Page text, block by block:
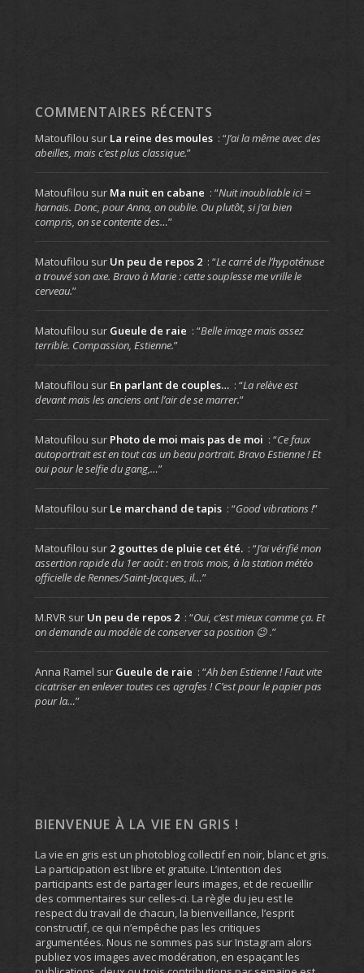
COMMENTAIRES RÉCENTS
Matoufilou sur La reine des moules : “J’ai la même avec des
abeilles, mais c’est plus classique.”
Matoufilou sur Ma nuit en cabane : “Nuit inoubliable ici =
harnais. Donc, pour Anna, on oublie. Ou plutôt, si j’ai bien
compris, on se contente des…”
Matoufilou sur Un peu de repos 2 : “Le carré de l’hypoténuse
a trouvé son axe. Bravo à Marie : cette souplesse me vrille le
cerveau.”
Matoufilou sur Gueule de raie : “Belle image mais assez
terrible. Compassion, Estienne.”
Matoufilou sur En parlant de couples… : “La relève est
devant mais les anciens ont l’air de se marrer.”
Matoufilou sur Photo de moi mais pas de moi : “Ce faux
autoportrait est en tout cas un beau portrait. Bravo Estienne ! Et
oui pour le selfie du gang,…”
Matoufilou sur Le marchand de tapis : “Good vibrations !”
Matoufilou sur 2 gouttes de pluie cet été. : “J’ai vérifié mon
assertion rapide du 1er août : en trois mois, à la station météo
officielle de Rennes/Saint-Jacques, il…”
M.RVRsur Un peu de repos 2 : “Oui, c’est mieux comme ça. Et
on demande au modèle de conserver sa position 😉 .”
Anna Ramel sur Gueule de raie : “Ah ben Estienne ! Faut vite
cicatriser en enlever toutes ces agrafes ! C’est pour le papier pas
pour la…”
BIENVENUE À LA VIE EN GRIS !
La vie en gris est un photoblog collectif en noir, blanc et gris.
La participation est libre et gratuite. L’intention des
participants est de partager leurs images, et de recueillir
des commentaires sur celles-ci. La règle du jeu est le
respect du travail de chacun, la bienveillance, l’esprit
constructif, ce qui n’empêche pas les critiques
argumentées. Nous ne sommes pas sur Instagram alors
publiez vos images avec modération, en espaçant les